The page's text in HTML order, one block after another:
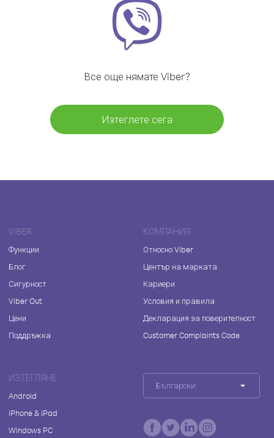
Все още нямате Viber?
Изтеглете сега
VIBER
Функции
Блог
Сигурност
Viber Out
Цени
Поддръжка
КОМПАНИЯ
Относно Viber
Център на марката
Кариери
Условия и правила
Декларация за поверителност
Customer Complaints Code
ИЗТЕГЛЯНЕ
Android
iPhone & iPad
Windows PC
Български